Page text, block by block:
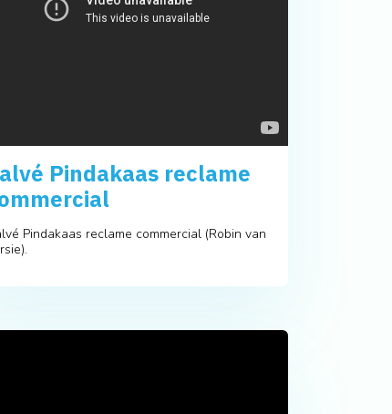
Pindakaas reclame
Pindakaas reclame commercial (Robin van